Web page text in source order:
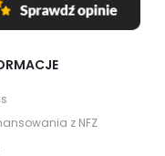
z NFZ